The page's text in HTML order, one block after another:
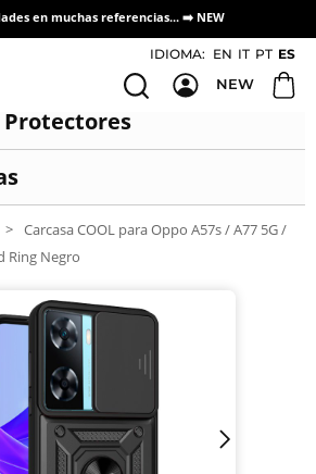
en muchas referencias... ➡️ NEW
Acceso / Registro Distribuidores
IDIOMA: EN IT PT ES
NEW
Protectores
> Carcasa COOL para Oppo A57s / A77 5G /
Ring Negro